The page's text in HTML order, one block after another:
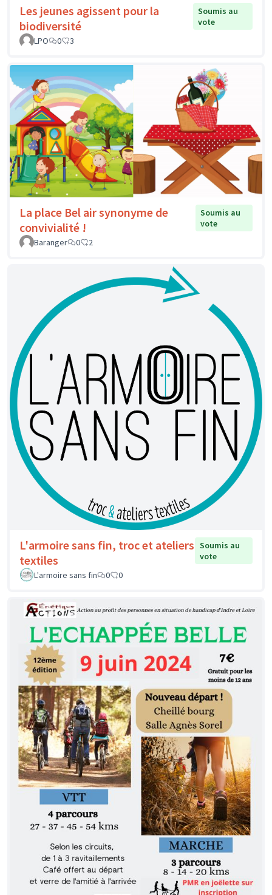
Les jeunes agissent pour la
biodiversité
Soumis au
vote
LPO
0 3
La place Bel air synonyme de
convivialité !
Soumis au
vote
Baranger
0 2
L'armoire sans fin, troc et ateliers
textiles
Soumis au
vote
L'armoire sans fin
0 0